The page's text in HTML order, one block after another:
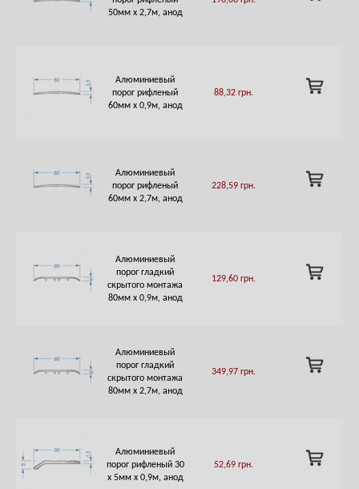
50мм х 2,7м, анод
TO
Алюминиевый
порог рифленый
60мм х 0,9м, анод
88,32 грн.
ADD
TO
Алюминиевый
порог рифленый
60мм х 2,7м, анод
228,59 грн.
ADD
TO
Алюминиевый
порог гладкий
скрытого монтажа
80мм х 0,9м, анод
129,60 грн.
ADD
TO
Алюминиевый
порог гладкий
скрытого монтажа
80мм х 2,7м, анод
349,97 грн.
ADD
TO
Алюминиевый
порог рифленый 30
х 5мм х 0,9м, анод
52,69 грн.
ADD
TO